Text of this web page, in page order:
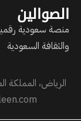
الصوالين
منصة سعودية
والثقافة السعودية
الرياض، المملكة